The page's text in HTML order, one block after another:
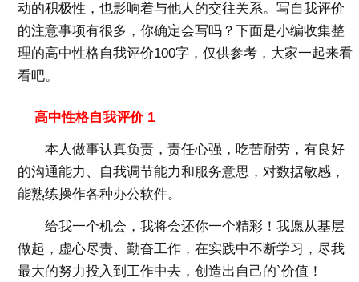
动的积极性，也影响着与他人的交往关系。写自我评价
的注意事项有很多，你确定会写吗？下面是小编收集整
理的高中性格自我评价100字，仅供参考，大家一起来看
看吧。
高中性格自我评价 1
本人做事认真负责，责任心强，吃苦耐劳，有良好
的沟通能力、自我调节能力和服务意思，对数据敏感，
能熟练操作各种办公软件。
给我一个机会，我将会还你一个精彩！我愿从基层
做起，虚心尽责、勤奋工作，在实践中不断学习，尽我
最大的努力投入到工作中去，创造出自己的`价值！